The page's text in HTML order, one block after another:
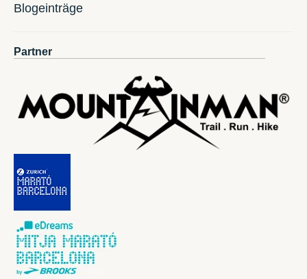
Blogeinträge
Partner